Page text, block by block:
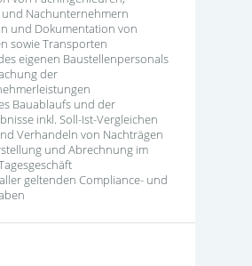
Nachunternehmern
und Dokumentation von
sowie Transporten
eigenen Baustellenpersonals
der
Bauablaufs und der
inkl. Soll-Ist-Vergleichen
Verhandeln von Nachträgen
und Abrechnung im
geltenden Compliance- und